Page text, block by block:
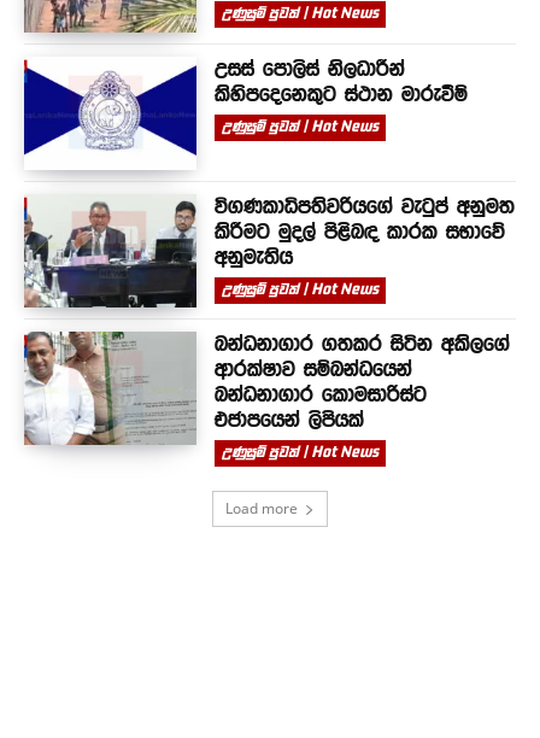
උණුසුම් පුවත් | Hot News
උසස් පොලිස් නිලධාරීන්
කිහිපදෙනෙකුට ස්ථාන මාරුවීම්
උණුසුම් පුවත් | Hot News
විගණකාධිපතිවරියගේ වැටුප් අනුමත
කිරීමට මුදල් පිළිබඳ කාරක සභාවේ
අනුමැතිය
උණුසුම් පුවත් | Hot News
බන්ධනාගාර ගතකර සිටින අකිලගේ
ආරක්ෂාව සම්බන්ධයෙන්
බන්ධනාගාර කොමසාරිස්ට
එජාපයෙන් ලිපියක්
උණුසුම් පුවත් | Hot News
Load more